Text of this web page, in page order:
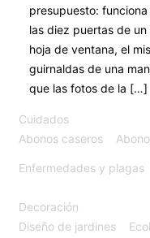
presupuesto:
las diez puertas de
hoja de ventana, el
guirnaldas de una
que las fotos de la […]
Cuidados
Abonos caseros
Enfermedades y plagas
Decoración
Diseño de jardines